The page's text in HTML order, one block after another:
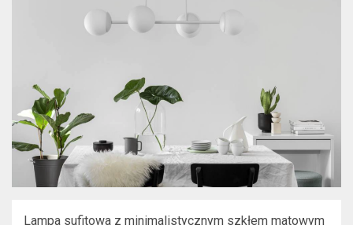
Lampa sufitowa z minimalistycznym szkłem matowym